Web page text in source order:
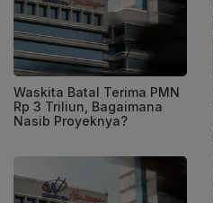
Waskita Batal Terima PMN
Rp 3 Triliun, Bagaimana
Nasib Proyeknya?